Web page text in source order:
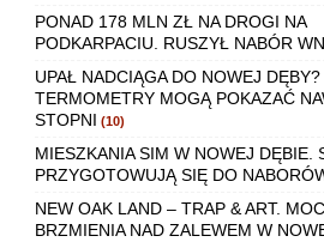
PONAD 178 MLN ZŁ NA DROGI NA
PODKARPACIU. RUSZYŁ NABÓR
UPAŁ NADCIĄGA DO NOWEJ DĘBY?
TERMOMETRY MOGĄ POKAZAĆ
STOPNI (10)
MIESZKANIA SIM W NOWEJ DĘBIE.
PRZYGOTOWUJĄ SIĘ DO
NEW OAK LAND – TRAP & ART.
BRZMIENIA NAD ZALEWEM W